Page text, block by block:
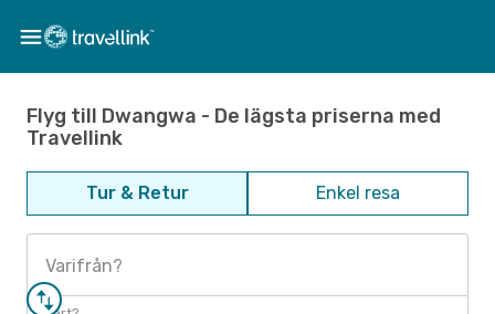
Flyg till Dwangwa - De lägsta priserna med
Travellink
Tur & Retur Enkel resa
Varifrån?